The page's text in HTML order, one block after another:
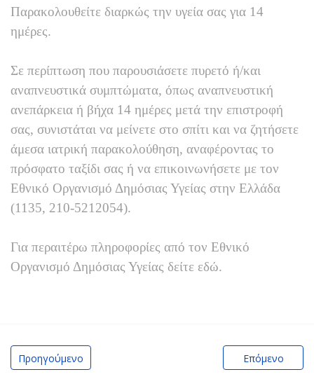
Παρακολουθείτε διαρκώς την υγεία σας για 14
ημέρες.
Σε περίπτωση που παρουσιάσετε πυρετό ή/και
αναπνευστικά συμπτώματα, όπως αναπνευστική
ανεπάρκεια ή βήχα 14 ημέρες μετά την επιστροφή
σας, συνιστάται να μείνετε στο σπίτι και να ζητήσετε
άμεσα ιατρική παρακολούθηση, αναφέροντας το
πρόσφατο ταξίδι σας ή να επικοινωνήσετε με τον
Εθνικό Οργανισμό Δημόσιας Υγείας στην Ελλάδα
(1135, 210-5212054).
Για περαιτέρω πληροφορίες από τον Εθνικό
Οργανισμό Δημόσιας Υγείας δείτε εδώ.
Προηγούμενο Επόμενο